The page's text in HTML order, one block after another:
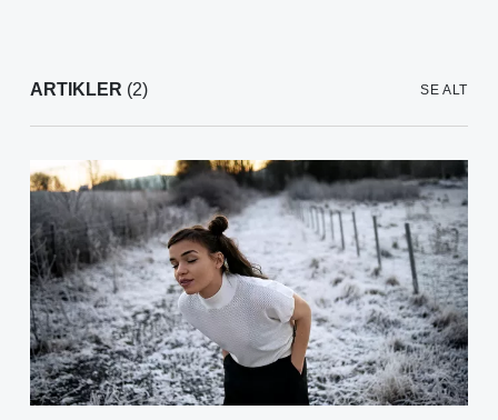
ARTIKLER (2) SE ALT